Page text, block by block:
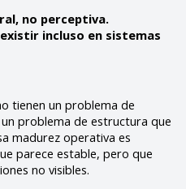
no perceptiva.
incluso en sistemas
tienen un problema de
problema de estructura que
madurez operativa es
parece estable, pero que
no visibles.